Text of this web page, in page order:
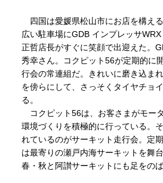
四国は愛媛県松山市にお店を構え
広い駐車場にGDB インプレッサ
正哲店長がすぐに笑顔で出迎えた。
秀幸さん。コクピット56が定期的に
行会の常連組だ。きれいに磨き込ま
を傍らにして、さっそくタイヤチョ
る。
コクピット56は、お客さまがモー
環境づくりを積極的に行っている。
れているのがサーキット走行会。定
は最寄りの瀬戸内海サーキットを舞
春・秋と阿讃サーキットにも足をのば